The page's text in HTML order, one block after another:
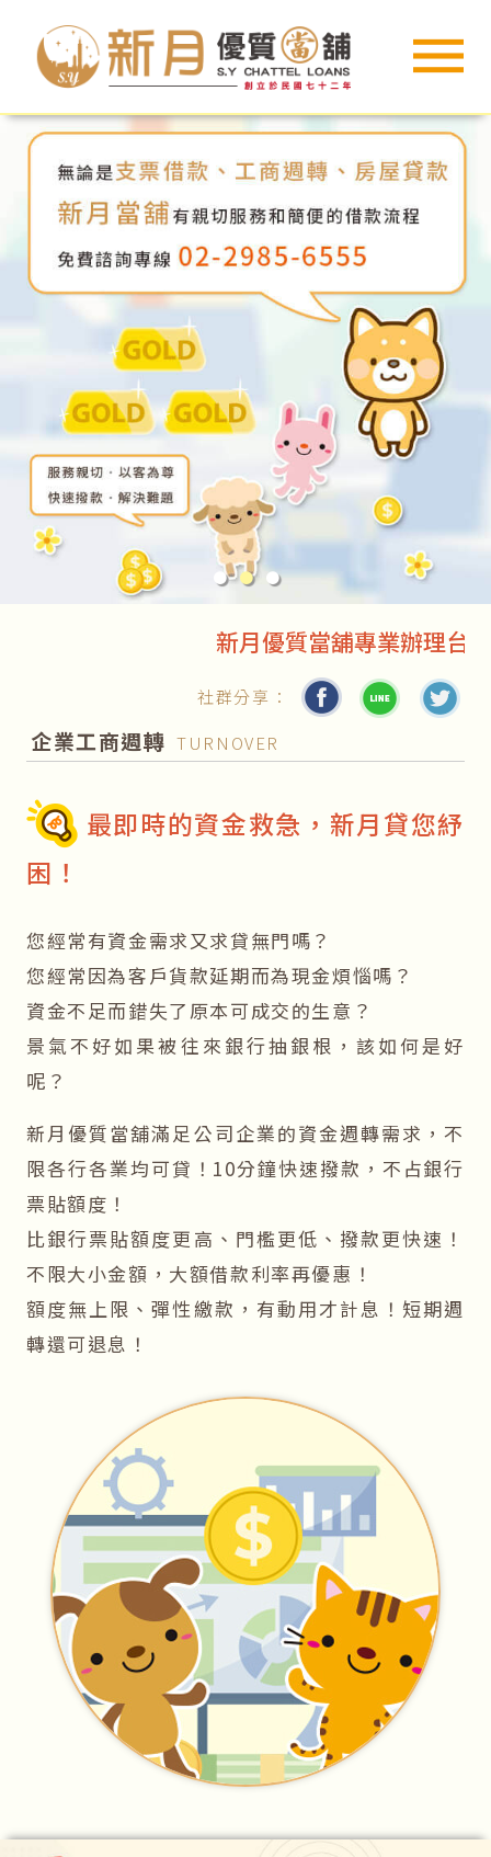
● ● ●
新月優質當舖專業辦理台北
社群分享：
企業工商週轉 TURNOVER
最即時的資金救急，新月貸您紓
困！
您經常有資金需求又求貸無門嗎？
您經常因為客戶貨款延期而為現金煩惱嗎？
資金不足而錯失了原本可成交的生意？
景氣不好如果被往來銀行抽銀根，該如何是好
呢？
新月優質當舖滿足公司企業的資金週轉需求，不
限各行各業均可貸！10分鐘快速撥款，不占銀行
票貼額度！
比銀行票貼額度更高、門檻更低、撥款更快速！
不限大小金額，大額借款利率再優惠！
額度無上限、彈性繳款，有動用才計息！短期週
轉還可退息！